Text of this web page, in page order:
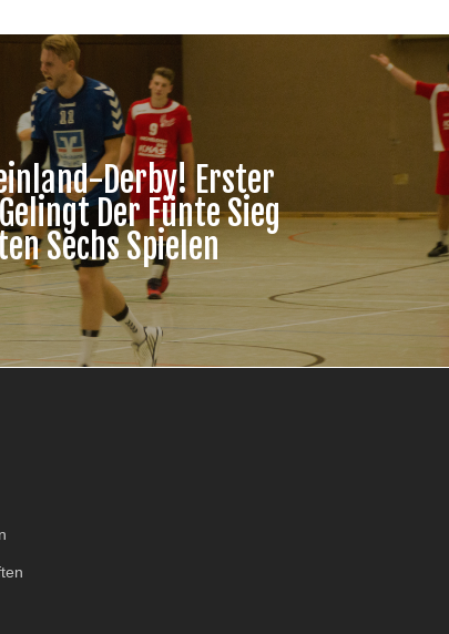
Derby! Erster
Der Fünte Sieg
Sechs Spielen